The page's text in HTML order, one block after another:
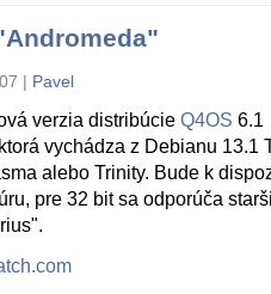
| Pavel
verzia distribúcieQ4OS 6.1
vychádza z Debianu 13.1
alebo Trinity. Bude k
pre 32 bit sa odporúča